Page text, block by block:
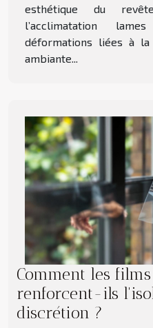
esthétique du
l’acclimatation
déformations liées à la
ambiante...
Comment les
renforcent-ils
discrétion ?